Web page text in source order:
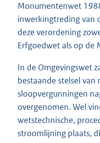
Monumentenwet
inwerkingtreding van
deze verordening
Erfgoedwet als op
In de Omgevingswet
bestaande stelsel
sloopvergunningen
overgenomen. Wel
wetstechnische,
stroomlijning plaats,